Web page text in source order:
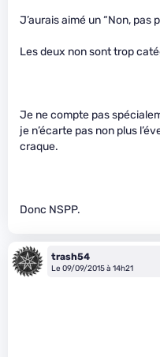
J’aurais aimé un “Non, pas
Les deux non sont trop
Je ne compte pas
je n’écarte pas non plus
craque.
Donc NSPP.
trash54
Le 09/09/2015 à 14h21